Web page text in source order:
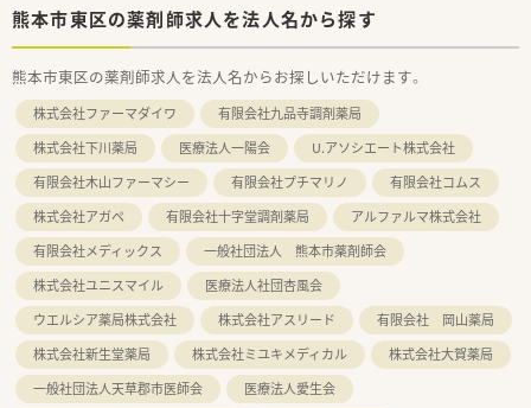
熊本市東区の薬剤師求人を法人名から探す
熊本市東区の薬剤師求人を法人名からお探しいただけます。
株式会社ファーマダイワ
有限会社九品寺調剤薬局
株式会社下川薬局
医療法人一陽会
U.アソシエート株式会社
有限会社木山ファーマシー
有限会社プチマリノ
有限会社コムス
株式会社アガペ
有限会社十字堂調剤薬局
アルファルマ株式会社
有限会社メディックス
一般社団法人 熊本市薬剤師会
株式会社ユニスマイル
医療法人社団杏風会
ウエルシア薬局株式会社
株式会社アスリード
有限会社 岡山薬局
株式会社新生堂薬局
株式会社ミユキメディカル
株式会社大賀薬局
一般社団法人天草郡市医師会
医療法人愛生会